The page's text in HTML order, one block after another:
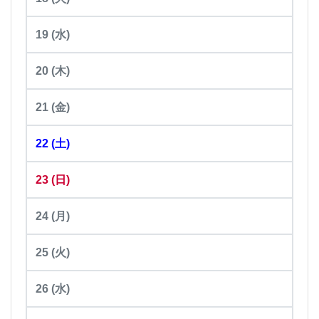
19 (水)
20 (木)
21 (金)
22 (土)
23 (日)
24 (月)
25 (火)
26 (水)